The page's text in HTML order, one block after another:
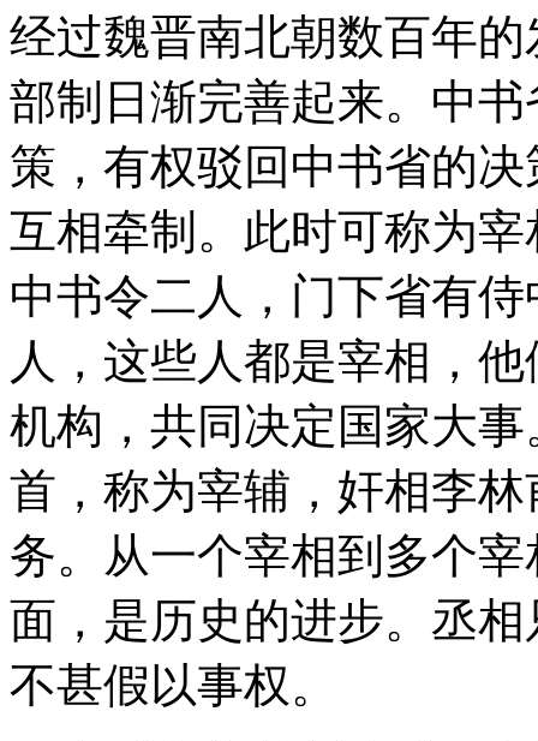
经过魏晋南北朝数百年
部制日渐完善起来。中
策，有权驳回中书省的
互相牵制。此时可称为
中书令二人，门下省有
人，这些人都是宰相，
机构，共同决定国家大
首，称为宰辅，奸相李
务。从一个宰相到多个
面，是历史的进步。丞
不甚假以事权。